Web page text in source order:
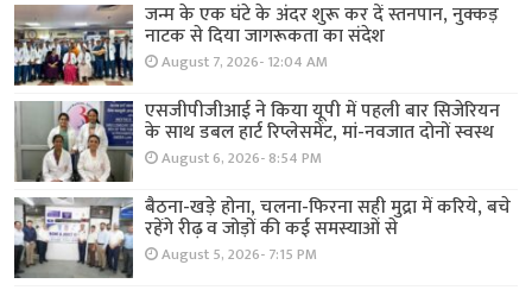
जन्म के एक घंटे के अंदर शुरू कर दें स्तनपान, नुक्कड़
नाटक से दिया जागरूकता का संदेश
August 7, 2026- 12:04 AM
एसजीपीजीआई ने किया यूपी में पहली बार सिजेरियन
के साथ डबल हार्ट रिप्लेसमेंट, मां-नवजात दोनों स्वस्थ
August 6, 2026- 8:54 PM
बैठना-खड़े होना, चलना-फिरना सही मुद्रा में करिये, बचे
रहेंगे रीढ़ व जोड़ों की कई समस्याओं से
August 5, 2026- 7:15 PM